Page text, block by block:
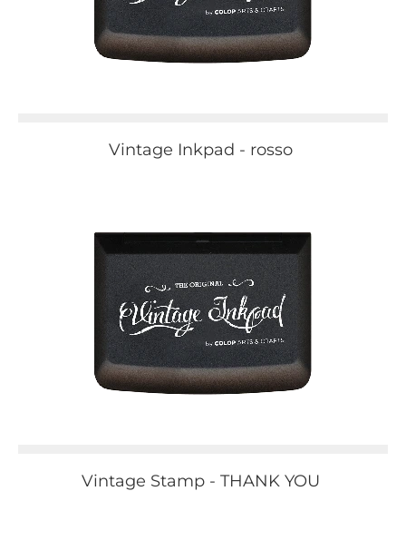
Vintage Inkpad - rosso
Vintage Stamp - THANK YOU